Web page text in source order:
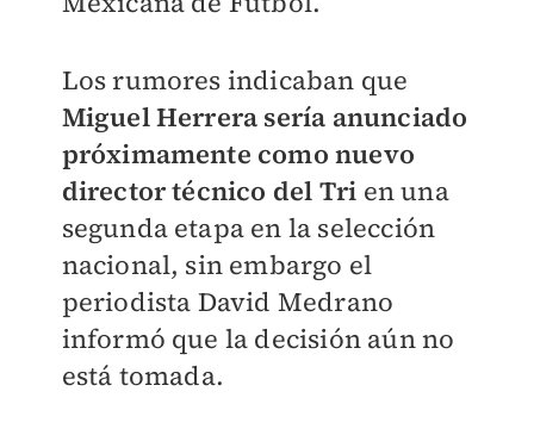
Los rumores indicaban que
Miguel Herrera sería anunciado
próximamente como nuevo
director técnico del Tri en una
segunda etapa en la selección
nacional, sin embargo el
periodista David Medrano
informó que la decisión aún no
está tomada.